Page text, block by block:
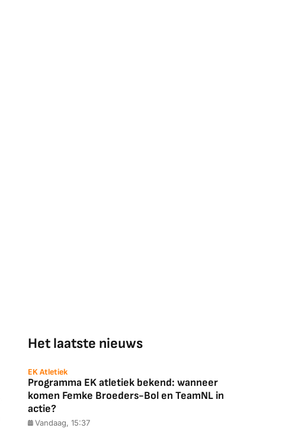
Het laatste nieuws
EK Atletiek
Programma EK atletiek bekend: wanneer
komen Femke Broeders-Bol en TeamNL in
actie?
Vandaag, 15:37